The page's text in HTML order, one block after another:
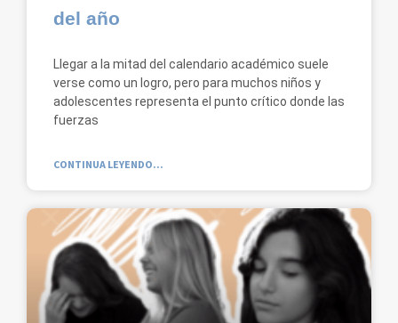
del año
Llegar a la mitad del calendario académico suele
verse como un logro, pero para muchos niños y
adolescentes representa el punto crítico donde las
fuerzas
CONTINUA LEYENDO...